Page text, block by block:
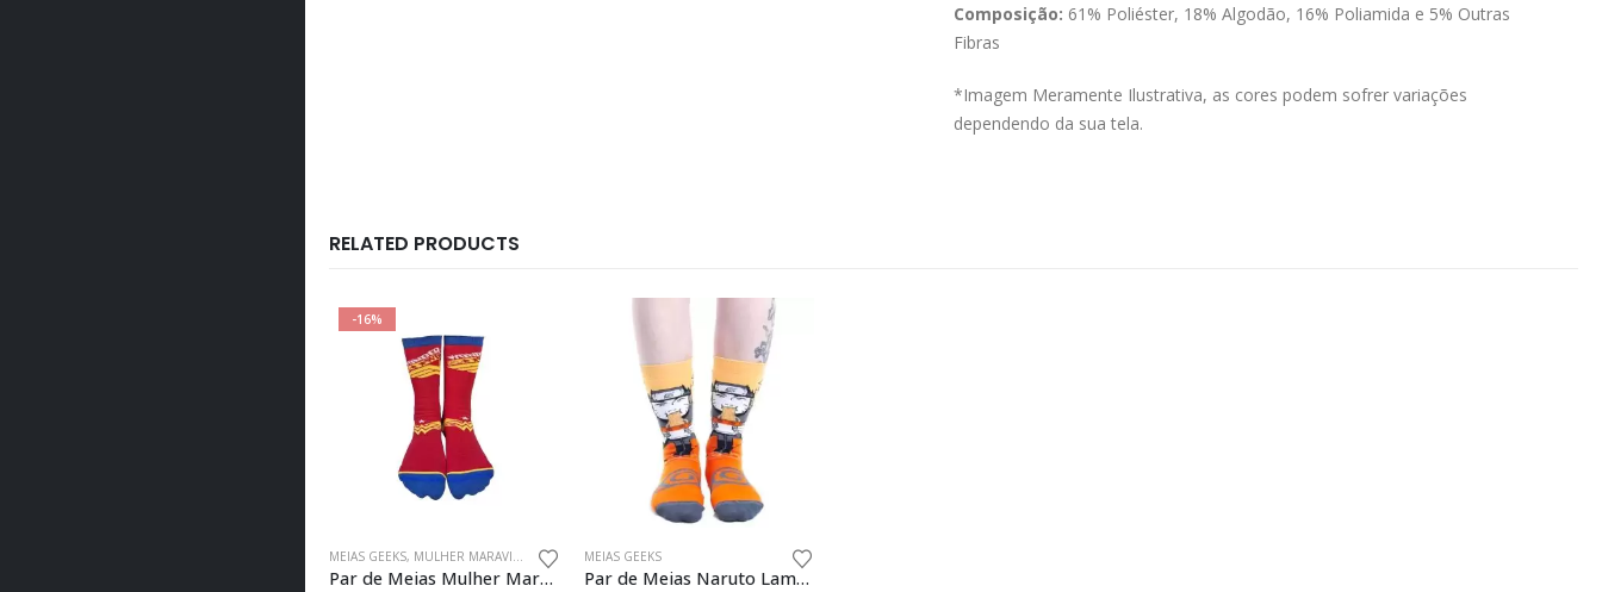
Composição: 61% Poliéster, 18% Algodão, 16% Poliamida e 5% Outras
Fibras
*Imagem Meramente Ilustrativa, as cores podem sofrer variações
dependendo da sua tela.
RELATED PRODUCTS
-16%
MEIAS GEEKS, MULHER MARAVILHA
Par de Meias Mulher Maravilha Fight Like a Hero
MEIAS GEEKS
Par de Meias Naruto Lamem 39 ao 44 Oficial Naruto